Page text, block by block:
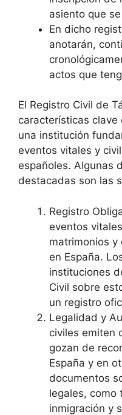
asiento que
En dicho
anotarán,
actos que
El Registro Civil de
características
una institución
eventos vitales y
españoles. Algunas
destacadas son las
Registro
eventos
matrimonios y
en España.
instituciones
Civil sobre
un registro
Legalidad y
civiles emiten
gozan de
España y en
documentos
legales, como
inmigración y